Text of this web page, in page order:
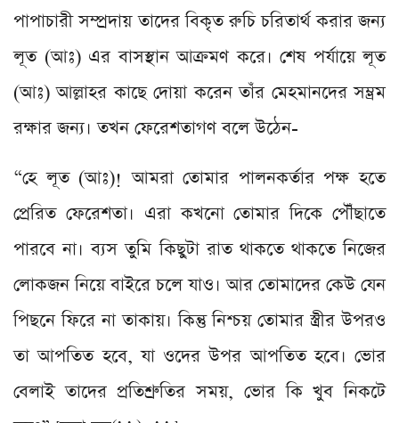
পাপাচারী সম্প্রদায় তাদের বিকৃত রুচি চরিতার্থ করার জন্য
লূত (আঃ) এর বাসস্থান আক্রমণ করে। শেষ পর্যায়ে লূত
(আঃ) আল্লাহর কাছে দোয়া করেন তাঁর মেহমানদের সম্ভ্রম
রক্ষার জন্য। তখন ফেরেশতাগণ বলে উঠেন-
“হে লূত (আঃ)! আমরা তোমার পালনকর্তার পক্ষ হতে
প্রেরিত ফেরেশতা। এরা কখনো তোমার দিকে পৌঁছাতে
পারবে না। ব্যস তুমি কিছুটা রাত থাকতে থাকতে নিজের
লোকজন নিয়ে বাইরে চলে যাও। আর তোমাদের কেউ যেন
পিছনে ফিরে না তাকায়। কিন্তু নিশ্চয় তোমার স্ত্রীর উপরও
তা আপতিত হবে, যা ওদের উপর আপতিত হবে। ভোর
বেলাই তাদের প্রতিশ্রুতির সময়, ভোর কি খুব নিকটে